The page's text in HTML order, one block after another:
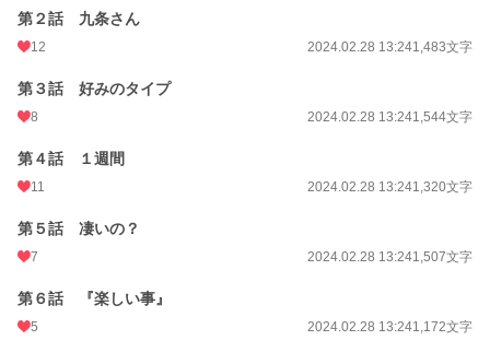
月間ポイント 273 pt (45,514 位)
年間ポイント
累計ポイント 34,831 pt (53,948 位)
第２話 九条さん
12 2024.02.28 13:241,483文字
第３話 好みのタイプ
8 2024.02.28 13:241,544文字
第４話 １週間
11 2024.02.28 13:241,320文字
第５話 凄いの？
7 2024.02.28 13:241,507文字
第６話 『楽しい事』
5 2024.02.28 13:241,172文字